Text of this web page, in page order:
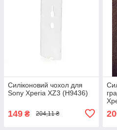
Силіконовий чохол для
Sony Xperia XZ3 (H9436)
149 ₴ 204,11 ₴